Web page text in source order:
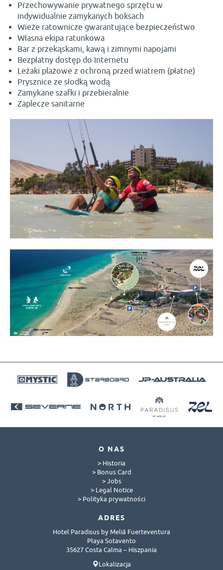
Przechowywanie prywatnego sprzętu w
indywidualnie zamykanych boksach
Wieże ratownicze gwarantujące bezpieczeństwo
Własna ekipa ratunkowa
Bar z przekąskami, kawą i zimnymi napojami
Bezpłatny dostęp do Internetu
Leżaki plażowe z ochroną przed wiatrem (płatne)
Prysznice ze słodką wodą
Zamykane szafki i przebieralnie
Zaplecze sanitarne
O NAS
> Historia
> Bonus Card
> Jobs
> Legal Notice
> Polityka prywatności
ADRES
Hotel Paradisus by Meliá Fuerteventura
Playa Sotavento
35627 Costa Calma – Hiszpania
Lokalizacja